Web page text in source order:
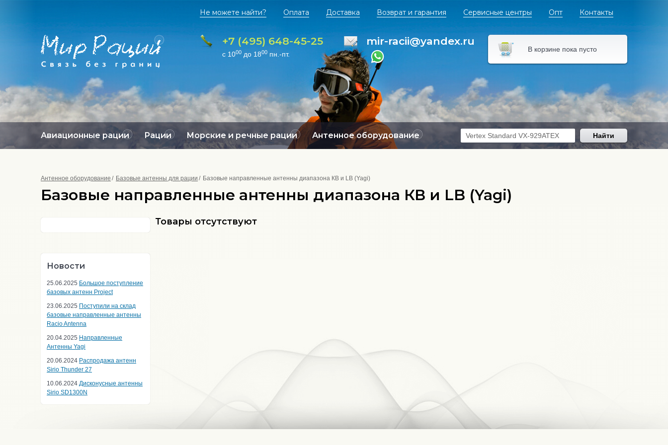
Не можете найти? Оплата Доставка Возврат и гарантия Сервисные центры Опт Контакты
+7 (495) 648-45-25
с 1000 до 1800 пн.-пт.
mir-racii@yandex.ru
В корзине пока пусто
Авиационные рации Рации Морские и речные рации Антенное оборудование Найти
Антенное оборудование Базовые антенны для рации Базовые направленные антенны диапазона КВ и LB (Yagi)
Базовые направленные антенны диапазона КВ и LB (Yagi)
Новости
25.06.2025 Большое поступление
базовых антенн Project
23.06.2025 Поступили на склад
базовые направленные антенны
Racio Antenna
20.04.2025 Направленные
Антенны Yagi
20.06.2024 Распродажа антенн
Sirio Thunder 27
10.06.2024 Дисконусные антенны
Sirio SD1300N
Товары отсутствуют